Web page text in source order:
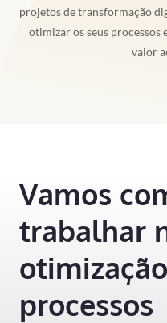
projetos de transformação
otimizar os seus processos
valor
Vamos
trabalhar
processos